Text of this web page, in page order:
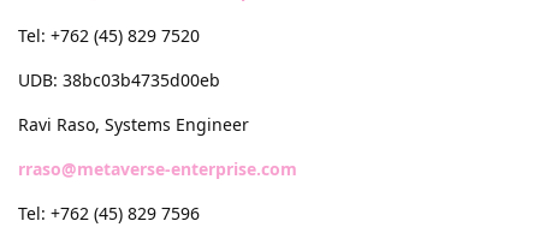
Tel: +762 (45) 829 7520
UDB: 38bc03b4735d00eb
Ravi Raso, Systems Engineer
rraso@metaverse-enterprise.com
Tel: +762 (45) 829 7596